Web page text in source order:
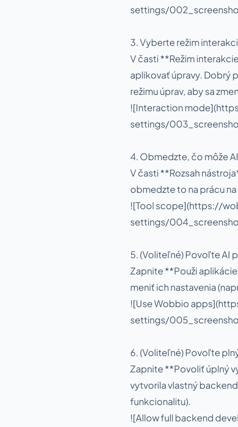
settings/
3. Vyberte režim
V časti **Režim
aplikovať úpravy. Dobrý
režimu úprav, aby sa
![Interaction
settings/
4. Obmedzte, čo môže
V časti **Rozsah
obmedzte to na prácu
![Tool scope](https://
settings/
5. (Voliteľné) Povoľte AI
Zapnite **Použi
meniť ich nastavenia
![Use Wobbio
settings/
6. (Voliteľné) Povoľte
Zapnite **Povoliť úplný
vytvorila vlastný
funkcionalitu).
![Allow full backend